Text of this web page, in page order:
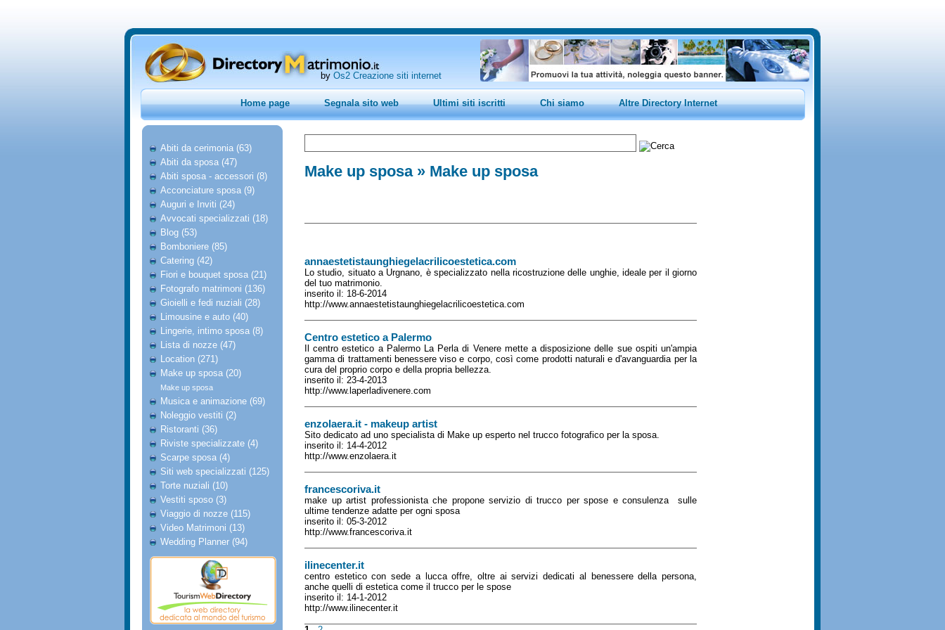
by Os2 Creazione siti internet
Home page Segnala sito web Ultimi siti iscritti Chi siamo Altre Directory Internet
Abiti da cerimonia (63)
Abiti da sposa (47)
Abiti sposa - accessori (8)
Acconciature sposa (9)
Auguri e Inviti (24)
Avvocati specializzati (18)
Blog (53)
Bomboniere (85)
Catering (42)
Fiori e bouquet sposa (21)
Fotografo matrimoni (136)
Gioielli e fedi nuziali (28)
Limousine e auto (40)
Lingerie, intimo sposa (8)
Lista di nozze (47)
Location (271)
Make up sposa (20)
Make up sposa
Musica e animazione (69)
Noleggio vestiti (2)
Ristoranti (36)
Riviste specializzate (4)
Scarpe sposa (4)
Siti web specializzati (125)
Torte nuziali (10)
Vestiti sposo (3)
Viaggio di nozze (115)
Video Matrimoni (13)
Wedding Planner (94)
Make up sposa» Make up sposa
annaestetistaunghiegelacrilicoestetica.com
Lo studio, situato a Urgnano, è specializzato nella ricostruzione delle unghie, ideale per il giorno
del tuo matrimonio.
inserito il: 18-6-2014
http://www.annaestetistaunghiegelacrilicoestetica.com
Centro estetico a Palermo
Il centro estetico a Palermo La Perla di Venere mette a disposizione delle sue ospiti un'ampia
gamma di trattamenti benessere viso e corpo, così come prodotti naturali e d'avanguardia per la
cura del proprio corpo e della propria bellezza.
inserito il: 23-4-2013
http://www.laperladivenere.com
enzolaera.it - makeup artist
Sito dedicato ad uno specialista di Make up esperto nel trucco fotografico per la sposa.
inserito il: 14-4-2012
http://www.enzolaera.it
francescoriva.it
make up artist professionista che propone servizio di trucco per spose e consulenza sulle
ultime tendenze adatte per ogni sposa
inserito il: 05-3-2012
http://www.francescoriva.it
ilinecenter.it
centro estetico con sede a lucca offre, oltre ai servizi dedicati al benessere della persona,
anche quelli di estetica come il trucco per le spose
inserito il: 14-1-2012
http://www.ilinecenter.it